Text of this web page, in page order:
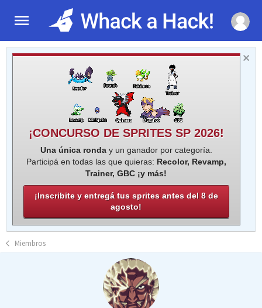
¡CONCURSO DE SPRITES SP 2026!
Una única ronday un ganador por categoría.
Participá en todas las que quieras: Recolor, Revamp,
Trainer, GBC ¡y más!
¡Inscribite y entregá tus sprites antes del 8 de
agosto!
Miembros